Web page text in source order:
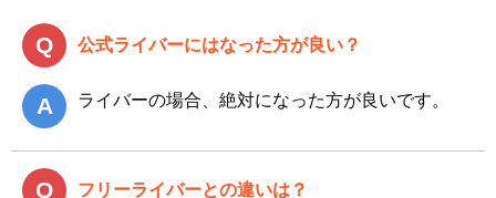
公式ライバーにはなった方が良い？
ライバーの場合、絶対になった方が良いです。
フリーライバーとの違いは？